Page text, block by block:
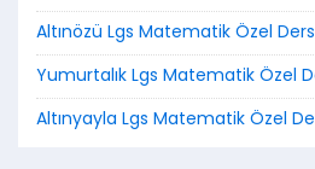
Altınözü Lgs Matematik Özel Ders
Yumurtalık Lgs Matematik Özel
Altınyayla Lgs Matematik Özel